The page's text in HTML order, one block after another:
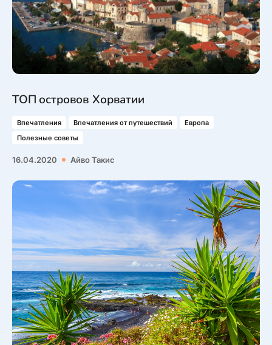
ТОП островов Хорватии
Впечатления Впечатления от путешествий
Европа
Полезные советы
16.04.2020 Айво Такис